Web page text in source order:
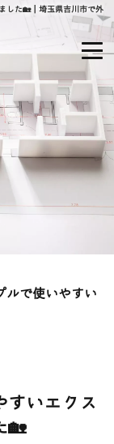
した🏡｜埼玉県吉川市で外
ルで使いやすい
すいエクス
🏡